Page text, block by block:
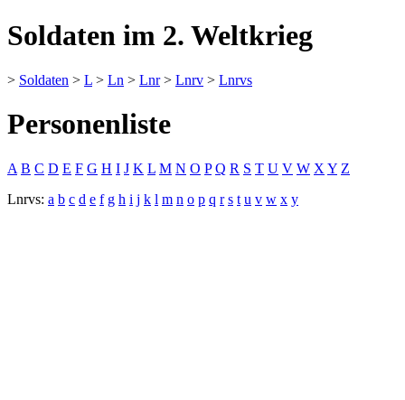
Soldaten im 2. Weltkrieg
> Soldaten > L > Ln > Lnr> Lnrv > Lnrvs
Personenliste
A B C D E F G H I J K L M N O P Q R S T U V W X Y Z
Lnrvs: a b c d e f g h i j k l m n o p q r s t u v w x y